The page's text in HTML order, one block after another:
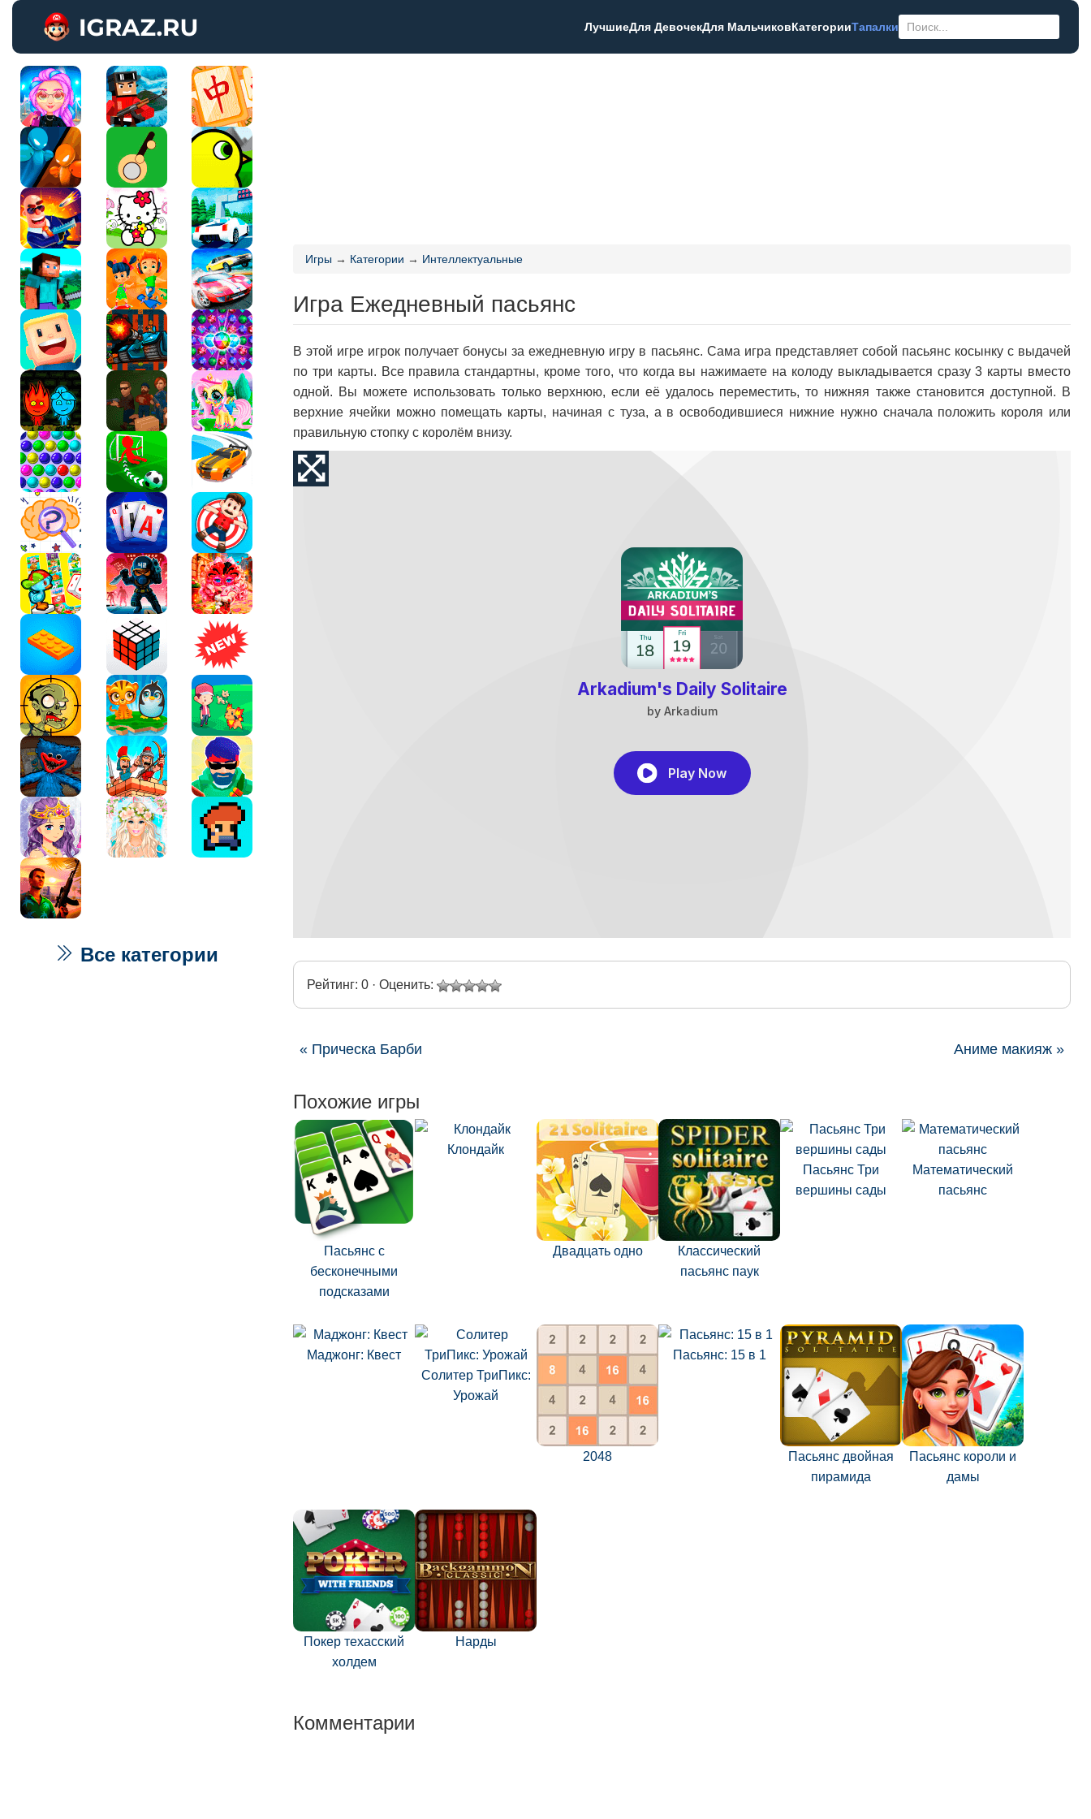
ЛучшиеДля ДевочекДля МальчиковКатегорииТапалки
Игры → Категории → Интеллектуальные
Игра Ежедневный пасьянс
В этой игре игрок получает бонусы за ежедневную игру в пасьянс. Сама игра представляет собой пасьянс косынку с выдачей
по три карты. Все правила стандартны, кроме того, что когда вы нажимаете на колоду выкладывается сразу 3 карты вместо
одной. Вы можете использовать только верхнюю, если её удалось переместить, то нижняя также становится доступной. В
верхние ячейки можно помещать карты, начиная с туза, а в освободившиеся нижние нужно сначала положить короля или
правильную стопку с королём внизу.
Рейтинг: 0 · Оценить:
« Прическа Барби Аниме макияж »
Похожие игры
Пасьянс с
бесконечными
подсказами
Клондайк
Двадцать одно
Классический
пасьянс паук
Пасьянс Три
вершины сады
Математический
пасьянс
Маджонг: Квест
Солитер ТриПикс:
Урожай
2048
Пасьянс: 15 в 1
Пасьянс двойная
пирамида
Пасьянс короли и
дамы
Покер техасский
холдем
Нарды
Комментарии
Все категории